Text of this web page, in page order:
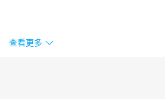
查看更多